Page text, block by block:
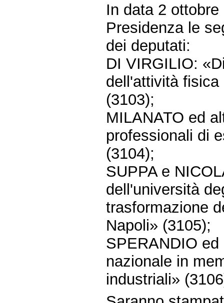
In data 2
Presidenza le
dei deputati:
DI VIRGILIO:
dell'attività
(3103);
MILANATO ed
professionali di
(3104);
SUPPA e
dell'università
trasformazione
Napoli» (3105);
SPERANDIO
nazionale in
industriali»